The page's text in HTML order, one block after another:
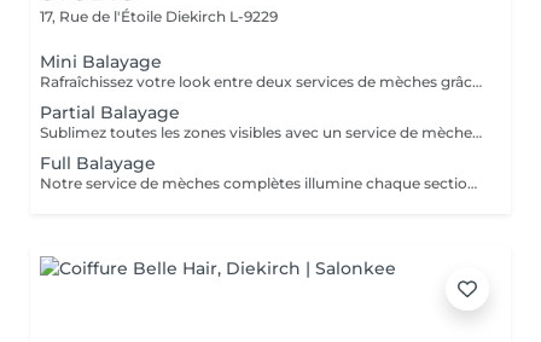
17, Rue de l'Étoile Diekirch L-9229
Mini Balayage
Rafraîchissez votre look entre deux services de mèches grâce à un contouring qui illumine le visage. Idéal pour les occasions spéciales ou lorsque vous souhaitez apporter plus de lumière à vos cheveux sans réserver un service de mèches complet. Le gloss et la patine sont inclus pour un résultat lumineux et parfaitement harmonieux.
Partial Balayage
Sublimez toutes les zones visibles avec un service de mèches partielles : nuque, contour du visage et l’ensemble du dessus de la tête. Idéal pour un rendez-vous demi-tête ou zone plateau. Tip-Outs, balayage, gloss et patine sont inclus pour un résultat lumineux et parfaitement harmonieux.
Full Balayage
Notre service de mèches complètes illumine chaque section de la chevelure de l’intérieur vers l’extérieur, avec un travail précis au niveau de la nuque et du contour du visage. Idéal pour un éclaircissement d’environ ¾ de tête à une tête complète. Tip-Outs, balayage, gloss et patine sont inclus pour un résultat lumineux et parfaitement harmonieux.